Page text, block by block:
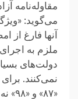
مقاوله‌نامه
می‌گوید:
آنها فارغ
دولت‌های
نمی‌کنند. برای